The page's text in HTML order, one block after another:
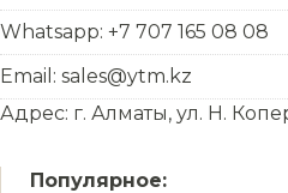
Whatsapp: +7 707 165 08 08
Email: sales@ytm.kz
Адрес: г. Алматы, ул. Н.
Популярное: